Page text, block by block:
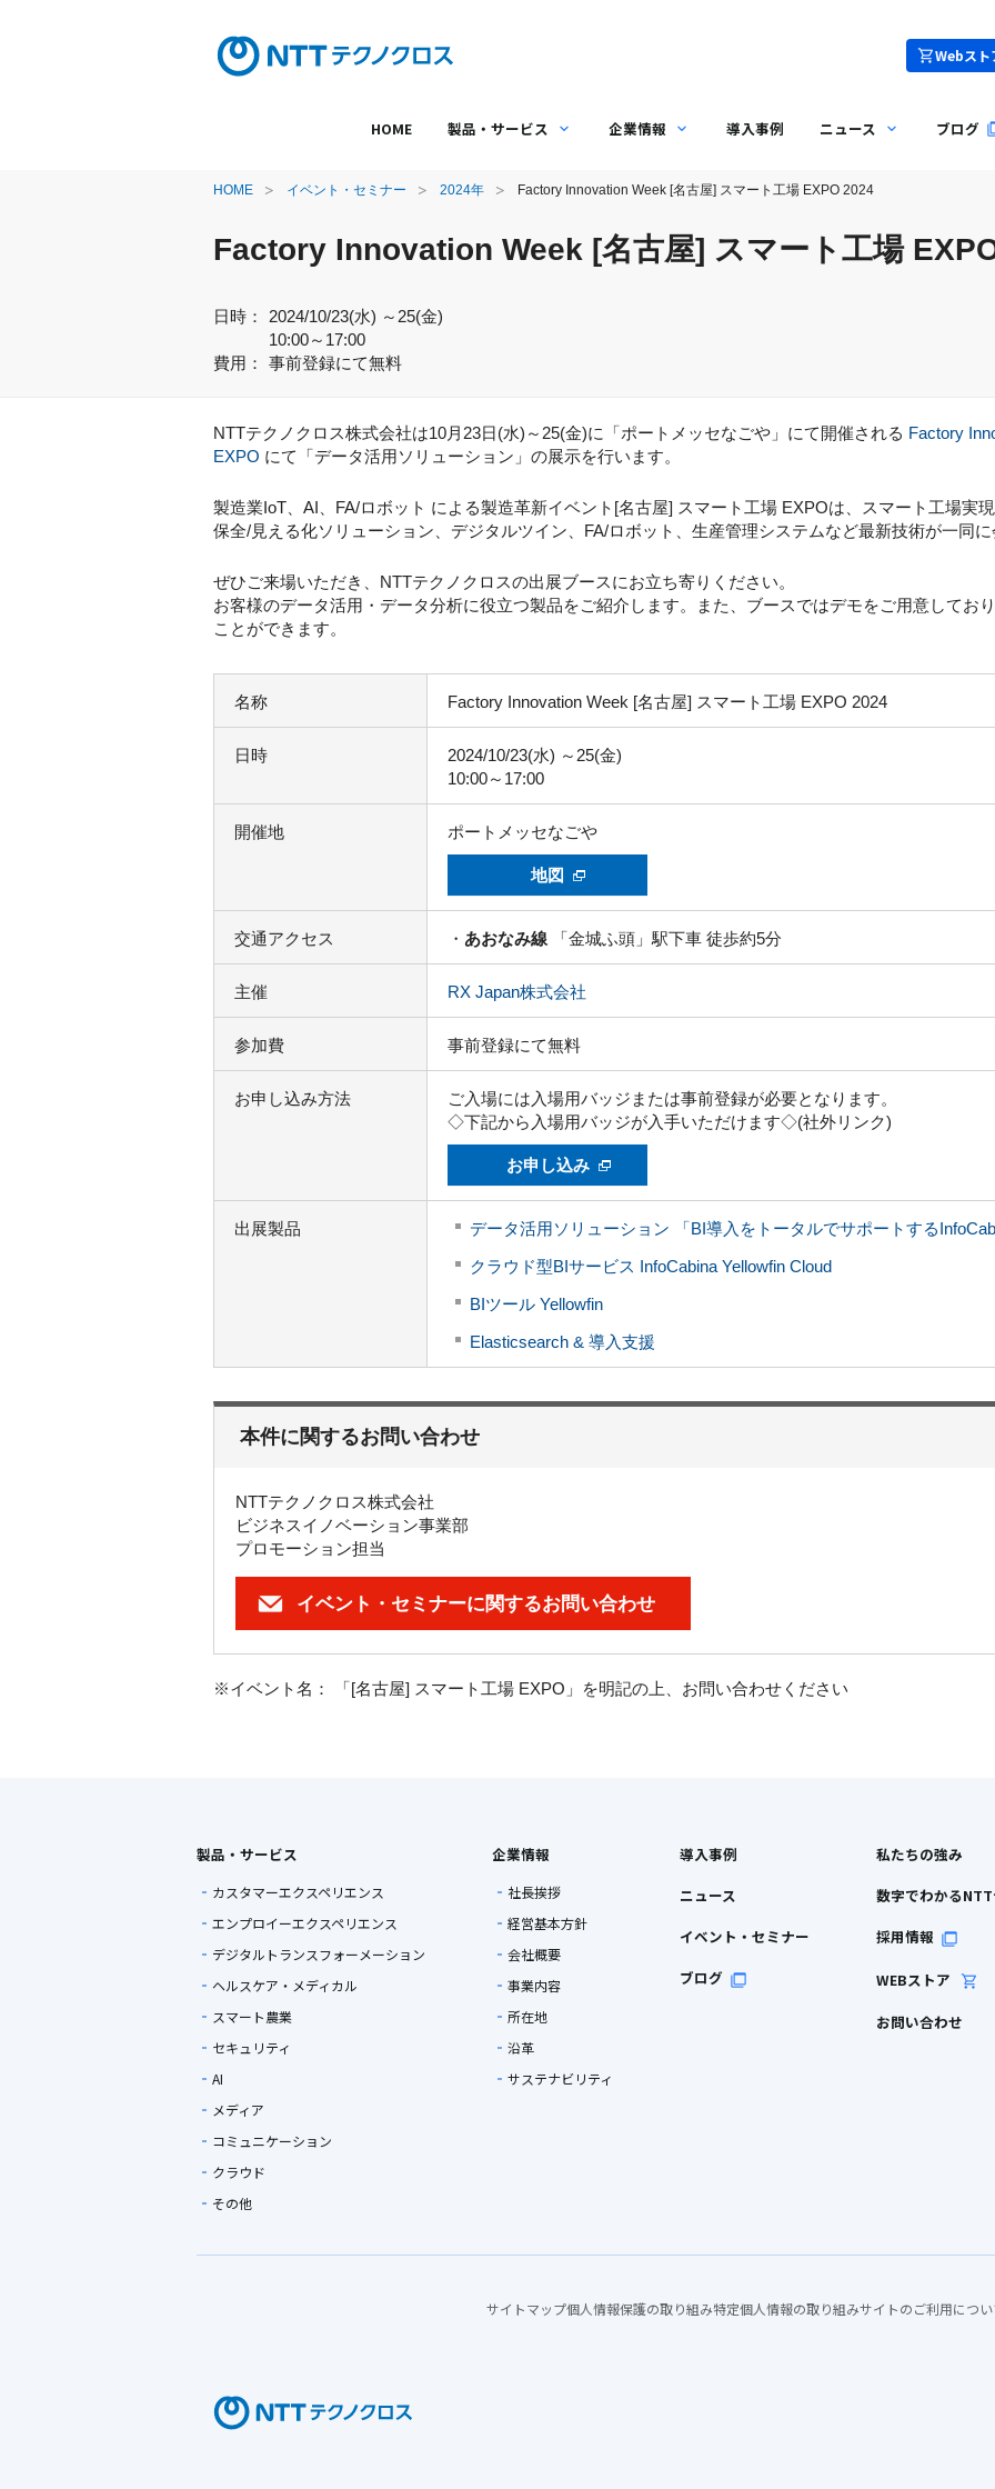
Webスト
HOME 製品・サービス 企業情報 導入事例 ニュース ブログ
HOME イベント・セミナー 2024年 Factory Innovation Week [名古屋] スマート工場 EXPO 2024
Factory Innovation Week [名古屋] スマート工場
日時：
2024/10/23(水) ～25(金)
10:00～17:00
費用：
事前登録にて無料
NTTテクノクロス株式会社は10月23日(水)～25(金)に「ポートメッセなごや」にて開催される Factory
EXPO にて「データ活用ソリューション」の展示を行います。
製造業IoT、AI、FA/ロボット による製造革新イベント[名古屋] スマート工場 EXPOは、スマート工場実
保全/見える化ソリューション、デジタルツイン、FA/ロボット、生産管理システムなど最新技術が一同
ぜひご来場いただき、NTTテクノクロスの出展ブースにお立ち寄りください。
お客様のデータ活用・データ分析に役立つ製品をご紹介します。また、ブースではデモをご用意してお
ことができます。
名称 Factory Innovation Week [名古屋] スマート工場 EXPO 2024
日時
2024/10/23(水) ～25(金)
10:00～17:00
開催地 ポートメッセなごや
地図
交通アクセス ・ あおなみ線 「金城ふ頭」駅下車 徒歩約5分
主催 RX Japan株式会社
参加費 事前登録にて無料
お申し込み方法
ご入場には入場用バッジまたは事前登録が必要となります。
◇下記から入場用バッジが入手いただけます◇(社外リンク)
お申し込み
出展製品
データ活用ソリューション 「BI導入をトータルでサポートする
クラウド型BIサービス InfoCabina Yellowfin Cloud
BIツール Yellowfin
Elasticsearch & 導入支援
本件に関するお問い合わせ
NTTテクノクロス株式会社
ビジネスイノベーション事業部
プロモーション担当
イベント・セミナーに関するお問い合わせ
※イベント名： 「[名古屋] スマート工場 EXPO」を明記の上、お問い合わせください
製品・サービス
カスタマーエクスペリエンス
エンプロイーエクスペリエンス
デジタルトランスフォーメーション
ヘルスケア・メディカル
スマート農業
セキュリティ
AI
メディア
コミュニケーション
クラウド
その他
企業情報
社長挨拶
経営基本方針
会社概要
事業内容
所在地
沿革
サステナビリティ
導入事例
ニュース
イベント・セミナー
ブログ
私たちの強み
数字でわかる
採用情報
WEBストア
お問い合わせ
サイトマップ個人情報保護の取り組み特定個人情報の取り組みサイトのご利用につ